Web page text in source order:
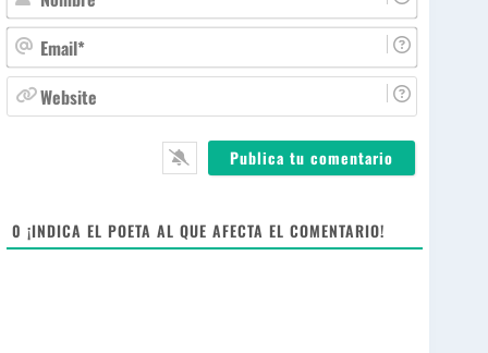
o
m
b
r
m
ie
0 ¡INDICA EL POETA AL QUE AFECTA EL COMENTARIO!